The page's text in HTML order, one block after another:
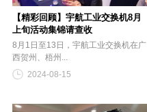
【精彩回顾】宇航工业交换机8月
上旬活动集锦请查收
8月1日至13日，宇航工业交换机在广
西贺州、梧州...
2024-08-15